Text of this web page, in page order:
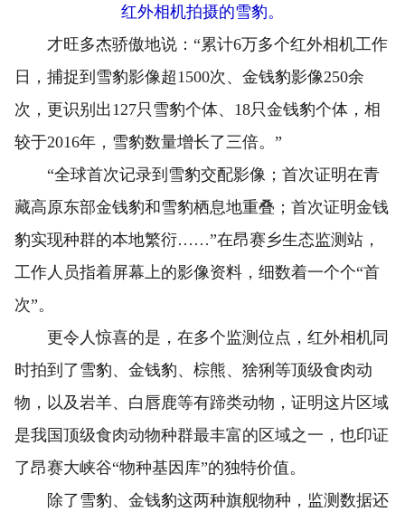
红外相机拍摄的雪豹。
才旺多杰骄傲地说：“累计6万多个红外相机工作
日，捕捉到雪豹影像超1500次、金钱豹影像250余
次，更识别出127只雪豹个体、18只金钱豹个体，相
较于2016年，雪豹数量增长了三倍。”
“全球首次记录到雪豹交配影像；首次证明在青
藏高原东部金钱豹和雪豹栖息地重叠；首次证明金钱
豹实现种群的本地繁衍……”在昂赛乡生态监测站，
工作人员指着屏幕上的影像资料，细数着一个个“首
次”。
更令人惊喜的是，在多个监测位点，红外相机同
时拍到了雪豹、金钱豹、棕熊、猞猁等顶级食肉动
物，以及岩羊、白唇鹿等有蹄类动物，证明这片区域
是我国顶级食肉动物种群最丰富的区域之一，也印证
了昂赛大峡谷“物种基因库”的独特价值。
除了雪豹、金钱豹这两种旗舰物种，监测数据还